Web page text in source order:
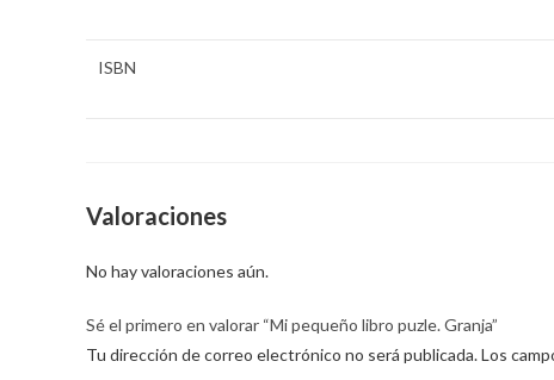
ISBN
Valoraciones
No hay valoraciones aún.
Sé el primero en valorar “Mi pequeño libro puzle. Granja”
Tu dirección de correo electrónico no será publicada.Los